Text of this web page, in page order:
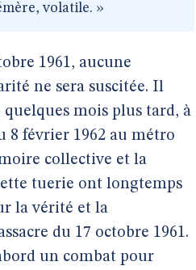
volatile. »
1961, aucune
ne sera suscitée. Il
quelques mois plus tard, à
8 février 1962 au métro
collective et la
tuerie ont longtemps
la vérité et la
du 17 octobre 1961.
un combat pour